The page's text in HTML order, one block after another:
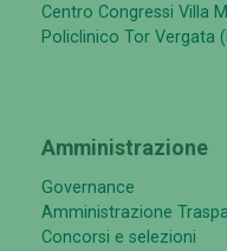
Centro Congressi Villa
Policlinico Tor Vergata
Amministrazione
Governance
Amministrazione
Concorsi e selezioni